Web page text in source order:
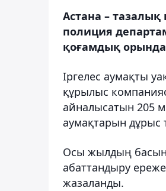
Астана – тазалық
полиция
қоғамдық
Іргелес аумақты
құрылыс
айналысатын 205
аумақтарын дұрыс
Осы жылдың
абаттандыру
жазаланды.